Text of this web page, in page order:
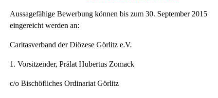
Aussagefähige Bewerbung können bis zum 30. September 2015
eingereicht werden an:
Caritasverband der Diözese Görlitz e.V.
1. Vorsitzender, Prälat Hubertus Zomack
c/o Bischöfliches Ordinariat Görlitz